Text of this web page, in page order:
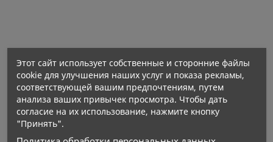
Энергетическая ценность: 489 kJ / 116 kcal
Жиры: 1,6 г
– из них насыщенные жирные кислоты: 1,2 г
Этот сайт использует собственные и сторонние файлы
cookie для улучшения наших услуг и показа рекламы,
соответствующей вашим предпочтениям, путем
анализа ваших привычек просмотра. Чтобы дать
согласие на их использование, нажмите кнопку
"Принять".